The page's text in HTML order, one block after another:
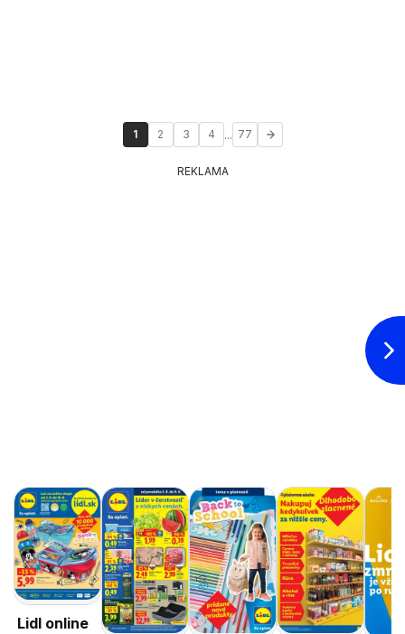
1 2 3 4 ... 77
REKLAMA
Lidl online